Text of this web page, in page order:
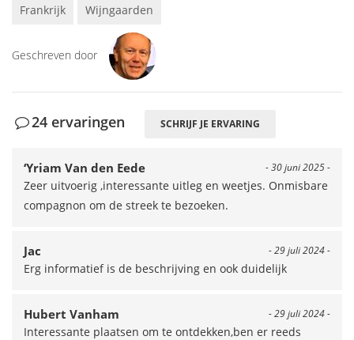
Frankrijk Wijngaarden
Geschreven door
24 ervaringen SCHRIJF JE ERVARING
- 30 juni 2025 -
‘Yriam Van den Eede
Zeer uitvoerig ,interessante uitleg en weetjes. Onmisbare
compagnon om de streek te bezoeken.
- 29 juli 2024 -
Jac
Erg informatief is de beschrijving en ook duidelijk
- 29 juli 2024 -
Hubert Vanham
Interessante plaatsen om te ontdekken,ben er reeds